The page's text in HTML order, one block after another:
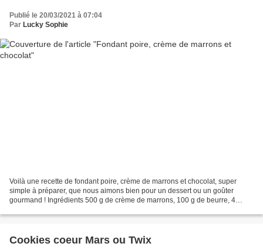
Publié le 20/03/2021 à 07:04
Par Lucky Sophie
Voilà une recette de fondant poire, crème de marrons et chocolat, super
simple à préparer, que nous aimons bien pour un dessert ou un goûter
gourmand ! Ingrédients 500 g de crème de marrons, 100 g de beurre, 4
Cookies coeur Mars ou Twix